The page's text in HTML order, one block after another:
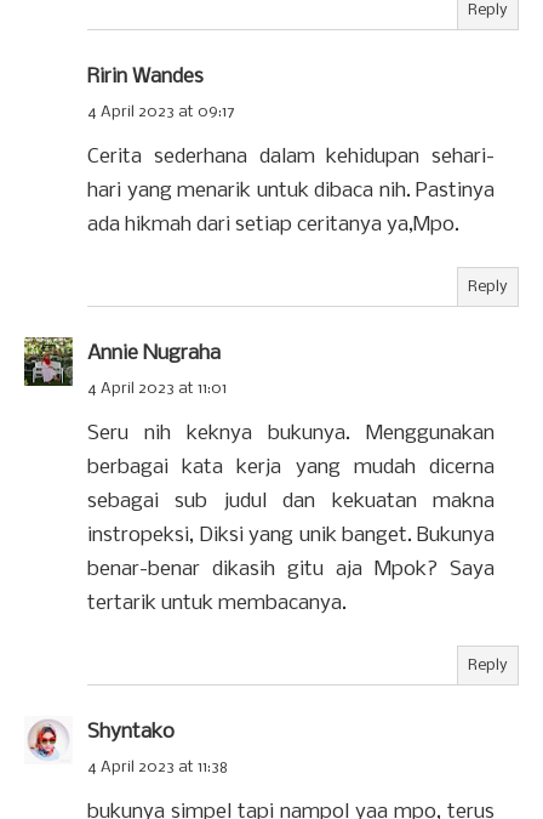
Reply
Ririn Wandes
4 April 2023 at 09:17
Cerita sederhana dalam kehidupan sehari-
hari yang menarik untuk dibaca nih. Pastinya
ada hikmah dari setiap ceritanya ya,Mpo.
Reply
Annie Nugraha
4 April 2023 at 11:01
Seru nih keknya bukunya. Menggunakan
berbagai kata kerja yang mudah dicerna
sebagai sub judul dan kekuatan makna
instropeksi, Diksi yang unik banget. Bukunya
benar-benar dikasih gitu aja Mpok? Saya
tertarik untuk membacanya.
Reply
Shyntako
4 April 2023 at 11:38
bukunya simpel tapi nampol yaa mpo, terus